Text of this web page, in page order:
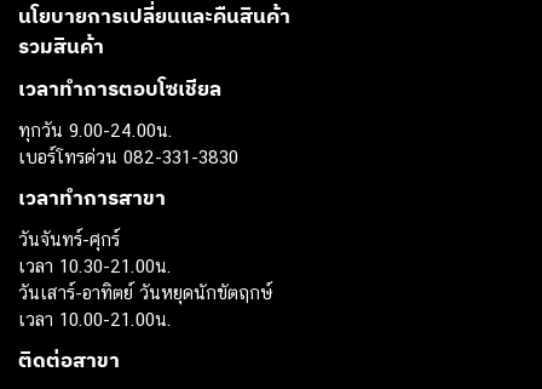
นโยบายการเปลี่ยนและคืนสินค้า
รวมสินค้า
เวลาทำการตอบโซเชียล
ทุกวัน 9.00-24.00น.
เบอร์โทรด่วน 082-331-3830
เวลาทำการสาขา
วันจันทร์-ศุกร์
เวลา 10.30-21.00น.
วันเสาร์-อาทิตย์ วันหยุดนักขัตฤกษ์
เวลา 10.00-21.00น.
ติดต่อสาขา